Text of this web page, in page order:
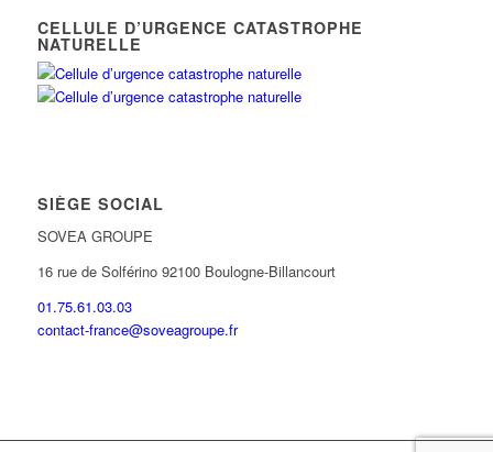
CELLULE D’URGENCE CATASTROPHE
NATURELLE
SIÈGE SOCIAL
SOVEA GROUPE
16 rue de Solférino 92100 Boulogne-Billancourt
01.75.61.03.03
contact-france@soveagroupe.fr